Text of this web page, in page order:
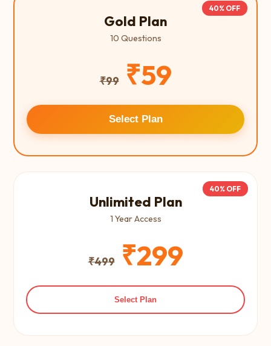
40% OFF
Gold Plan
10 Questions
₹99 ₹59
Select Plan
40% OFF
Unlimited Plan
1 Year Access
₹499 ₹299
Select Plan